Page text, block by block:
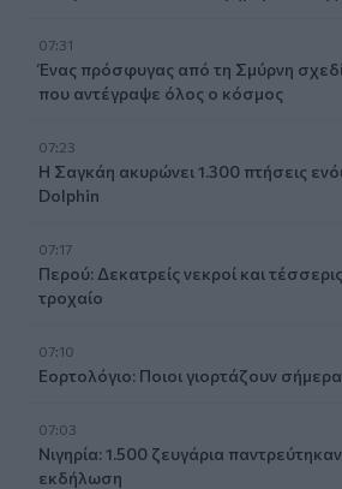
07:31
Ένας πρόσφυγας από τη Σμύρνη
που αντέγραψε όλος ο κόσμος
07:23
Η Σαγκάη ακυρώνει 1.300 πτήσεις
Dolphin
07:17
Περού: Δεκατρείς νεκροί και
τροχαίο
07:10
Εορτολόγιο: Ποιοι γιορτάζουν
07:03
Νιγηρία: 1.500 ζευγάρια
εκδήλωση